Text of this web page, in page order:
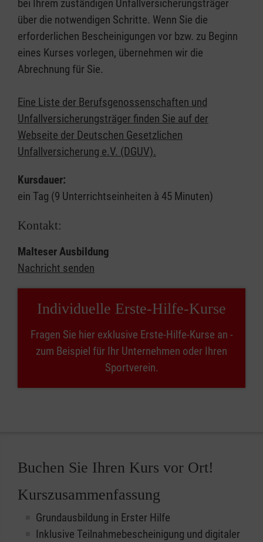
bei Ihrem zuständigen Unfallversicherungsträger
über die notwendigen Schritte. Wenn Sie die
erforderlichen Bescheinigungen vor bzw. zu Beginn
eines Kurses vorlegen, übernehmen wir die
Abrechnung für Sie.
Eine Liste der Berufsgenossenschaften und
Unfallversicherungsträger finden Sie auf der
Webseite der Deutschen Gesetzlichen
Unfallversicherung e.V. (DGUV).
Kursdauer:
ein Tag (9 Unterrichtseinheiten à 45 Minuten)
Kontakt:
Malteser Ausbildung
Nachricht senden
Individuelle Erste-Hilfe-Kurse
Fragen Sie hier exklusive Erste-Hilfe-Kurse an -
zum Beispiel für Ihr Unternehmen oder Ihren
Sportverein.
Buchen Sie Ihren Kurs vor Ort!
Kurszusammenfassung
Grundausbildung in Erster Hilfe
Inklusive Teilnahmebescheinigung und digitaler